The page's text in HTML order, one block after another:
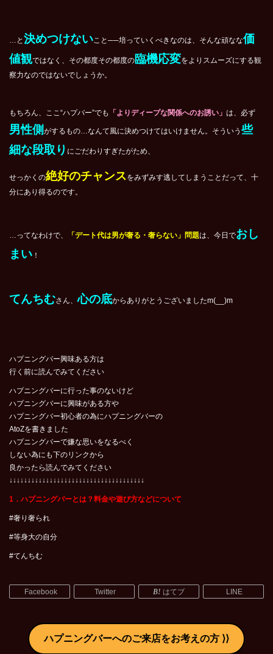
…と決めつけないこと──培っていくべきなのは、そんな頑なな価
値観ではなく、その都度その都度の臨機応変をよりスムーズにする観
察力なのではないでしょうか。
もちろん、ここ“ハプバー”でも 「よりディープな関係へのお誘い」 は、必ず
男性側 がするもの…なんて風に決めつけてはいけません。そういう 些
細な段取り にごだわりすぎたがため、
せっかくの絶好のチャンスをみずみす逃してしまうことだって、十
分にあり得るのです。
…ってなわけで、 「デート代は男が奢る・奢らない」問題は、今日でおし
まい ！
てんちむさん、心の底からありがとうございましたm(__)m
ハプニングバー興味ある方は
行く前に読んでみてください
ハプニングバーに行った事のないけど
ハプニングバーに興味がある方や
ハプニングバー初心者の為にハプニングバーの
AtoZを書きました
ハプニングバーで嫌な思いをなるべく
しない為にも下のリンクから
良かったら読んでみてください
↓↓↓↓↓↓↓↓↓↓↓↓↓↓↓↓↓↓↓↓↓↓↓↓↓↓↓↓↓↓↓↓↓↓↓↓↓
1．ハプニングバーとは？料金や遊び方などについて
#奢り奢られ
#等身大の自分
#てんちむ
Facebook Twitter はてブ LINE
ハプニングバーへのご来店をお考えの方